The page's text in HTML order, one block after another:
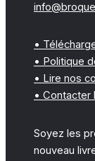
•
• Politique
• Lire nos
• Contacter
Soyez les
nouveau